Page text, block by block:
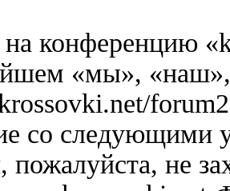
на конференцию
«мы»,
со следующими
пожалуйста, не